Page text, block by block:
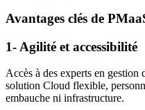
Avantages clés de
1- Agilité et accessibilité
Accès à des experts en
solution Cloud flexible,
embauche ni infrastructure.